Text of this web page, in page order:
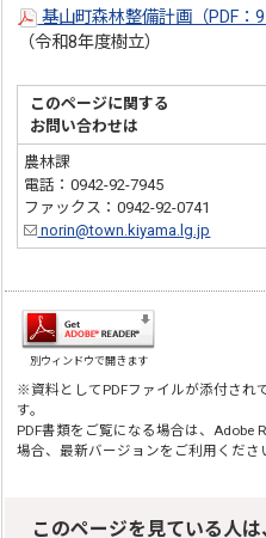
基山町森林整備計画（PDF
（令和8年度樹立）
このページに関する
お問い合わせは
農林課
電話：0942-92-7945
ファックス：0942-92-0741
norin@town.kiyama.lg.jp
別ウィンドウで開きます
※資料としてPDFファイルが添付され
す。
PDF書類をご覧になる場合は、Adobe
場合、最新バージョンをご利用くださ
このページを見ている人